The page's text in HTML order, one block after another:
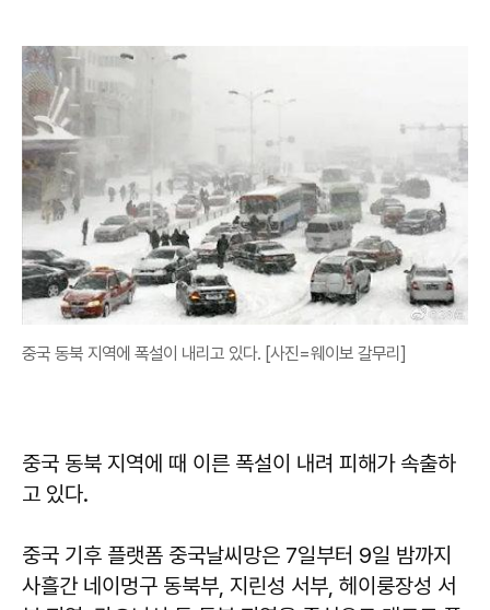
중국 동북 지역에 폭설이 내리고 있다. [사진=웨이보 갈무리]
중국 동북 지역에 때 이른 폭설이 내려 피해가 속출하
고 있다.
중국 기후 플랫폼 중국날씨망은 7일부터 9일 밤까지
사흘간 네이멍구 동북부, 지린성 서부, 헤이룽장성 서